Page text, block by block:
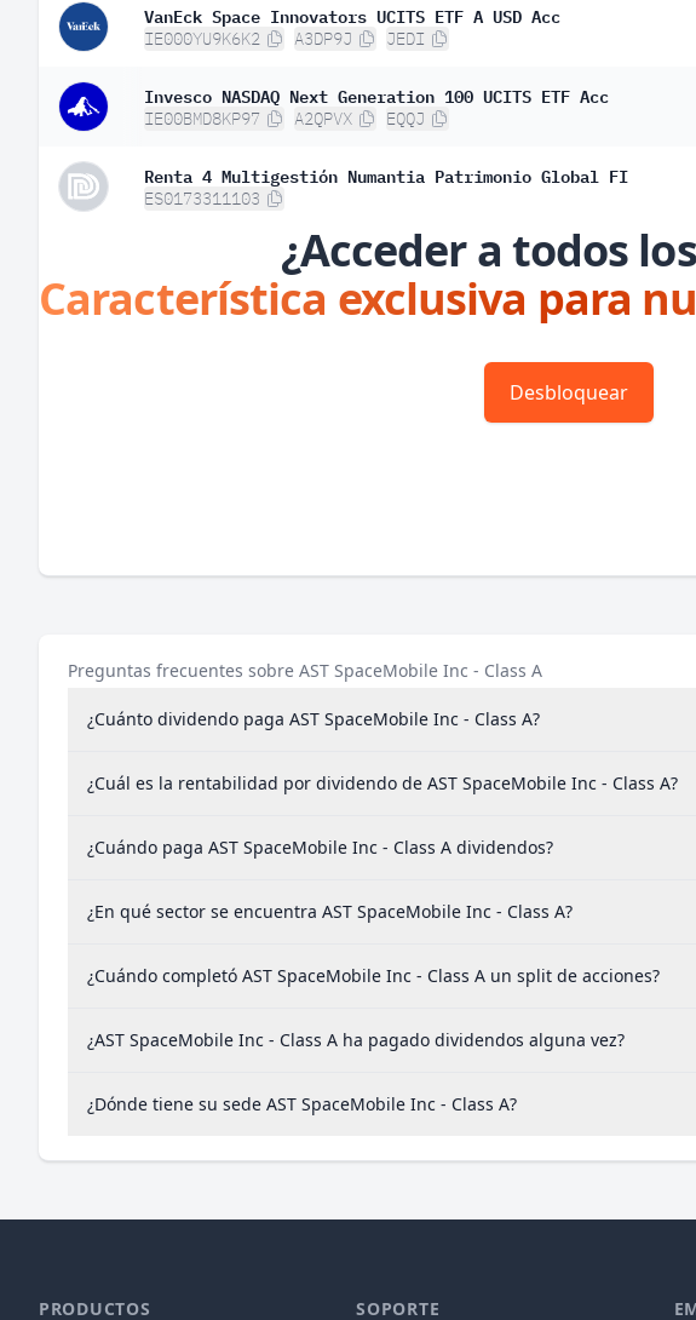
VanEck Space Innovators UCITS ETF A USD Acc
IE000YU9K6K2 A3DP9J JEDI
Invesco NASDAQ Next Generation 100 UCITS ETF Acc
IE00BMD8KP97 A2QPVX EQQJ
Renta 4 Multigestión Numantia Patrimonio Global FI
ES0173311103
¿Acceder a todos los
Característica exclusiva para
Desbloquear
Preguntas frecuentes sobre AST SpaceMobile Inc - Class A
¿Cuánto dividendo paga AST SpaceMobile Inc - Class A?
¿Cuál es la rentabilidad por dividendo de AST SpaceMobile Inc - Class A?
¿Cuándo paga AST SpaceMobile Inc - Class A dividendos?
¿En qué sector se encuentra AST SpaceMobile Inc - Class A?
¿Cuándo completó AST SpaceMobile Inc - Class A un split de acciones?
¿AST SpaceMobile Inc - Class A ha pagado dividendos alguna vez?
¿Dónde tiene su sede AST SpaceMobile Inc - Class A?
PRODUCTOS SOPORTE